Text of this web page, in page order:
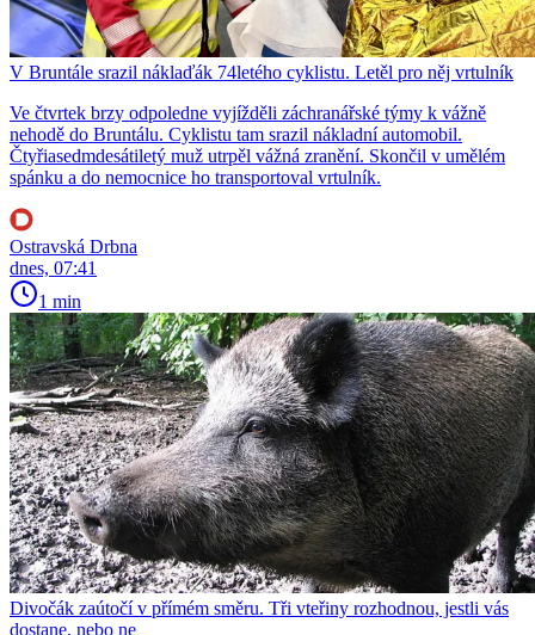
V Bruntále srazil náklaďák 74letého cyklistu. Letěl pro něj vrtulník
Ve čtvrtek brzy odpoledne vyjížděli záchranářské týmy k vážně
nehodě do Bruntálu. Cyklistu tam srazil nákladní automobil.
Čtyřiasedmdesátiletý muž utrpěl vážná zranění. Skončil v umělém
spánku a do nemocnice ho transportoval vrtulník.
Ostravská Drbna
dnes, 07:41
1 min
Divočák zaútočí v přímém směru. Tři vteřiny rozhodnou, jestli vás
dostane, nebo ne